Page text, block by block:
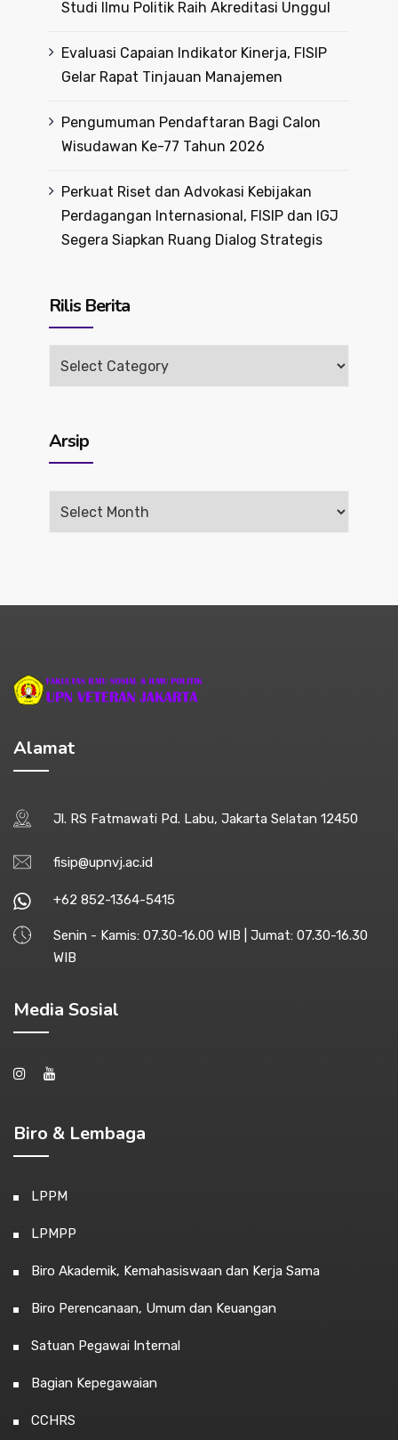
Studi Ilmu Politik Raih Akreditasi Unggul
Evaluasi Capaian Indikator Kinerja, FISIP
Gelar Rapat Tinjauan Manajemen
Pengumuman Pendaftaran Bagi Calon
Wisudawan Ke-77 Tahun 2026
Perkuat Riset dan Advokasi Kebijakan
Perdagangan Internasional, FISIP dan IGJ
Segera Siapkan Ruang Dialog Strategis
Rilis Berita
Rilis
Arsip
Arsip
Alamat
Jl. RS Fatmawati Pd. Labu, Jakarta Selatan 12450
fisip@upnvj.ac.id
+62 852-1364-5415
Senin - Kamis: 07.30-16.00 WIB | Jumat: 07.30-16.30
WIB
Media Sosial
Biro & Lembaga
LPPM
LPMPP
Biro Akademik, Kemahasiswaan dan Kerja Sama
Biro Perencanaan, Umum dan Keuangan
Satuan Pegawai Internal
Bagian Kepegawaian
CCHRS